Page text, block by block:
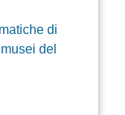
di
del